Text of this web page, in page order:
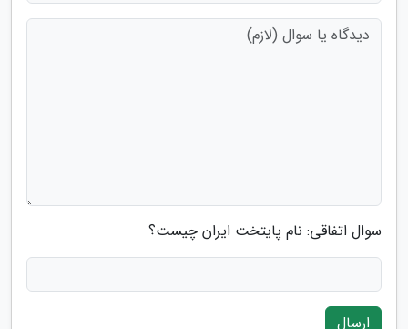
سوال اتفاقی: نام پایتخت ایران چیست؟
ارسال